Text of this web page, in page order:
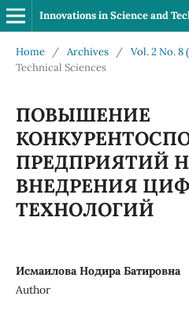
Innovations in Science and
Home / Archives / Vol. 2 No. 8
Technical Sciences
ПОВЫШЕНИЕ
ПРЕДПРИЯТИЙ
ВНЕДРЕНИЯ
ТЕХНОЛОГИЙ
Исмаилова Нодира Батировна
Author